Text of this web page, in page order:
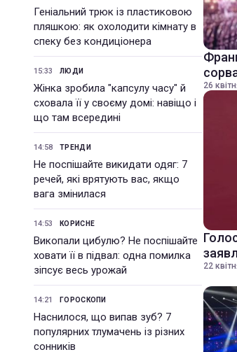
Геніальний трюк із пластиковою
пляшкою: як охолодити кімнату в
спеку без кондиціонера
15:33 ЛЮДИ
Жінка зробила "капсулу часу" й
сховала її у своєму домі: навіщо і
що там всередині
14:58 ТРЕНДИ
Не поспішайте викидати одяг: 7
речей, які врятують вас, якщо
вага змінилася
14:53 КОРИСНЕ
Викопали цибулю? Не поспішайте
ховати її в підвал: одна помилка
зіпсує весь урожай
14:21 ГОРОСКОПИ
Наснилося, що випав зуб? 7
популярних тлумачень із різних
сонників
26
22